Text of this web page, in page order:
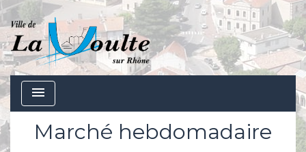
menu
Marché hebdomadaire